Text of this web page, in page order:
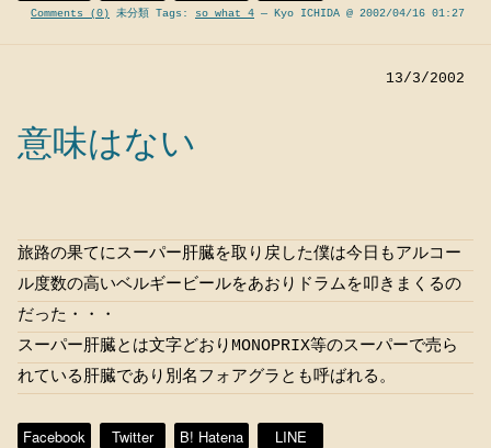
Comments (0) 未分類 Tags: so what 4 — Kyo ICHIDA @ 2002/04/16 01:27
13/3/2002
意味はない
旅路の果てにスーパー肝臓を取り戻した僕は今日もアルコー
ル度数の高いベルギービールをあおりドラムを叩きまくるの
だった・・・
スーパー肝臓とは文字どおりMONOPRIX等のスーパーで売ら
れている肝臓であり別名フォアグラとも呼ばれる。
Facebook Twitter B! Hatena LINE